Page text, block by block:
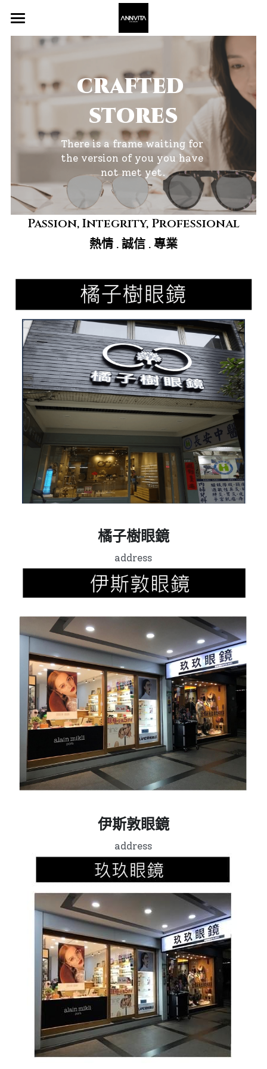
Home 主頁
Frame 眼鏡
登錄
搜索
聯繫我們 Contact Us
crafted
stores
There is a frame waiting for
the version of you you have
not met yet.
Passion, Integrity, Professional
熱情 . 誠信 . 專業
橘子樹眼鏡
address
伊斯敦眼鏡
address
商品分類
部落格分類